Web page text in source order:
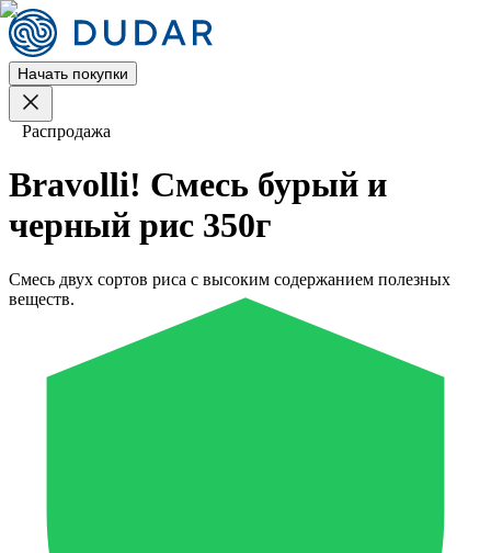
Начать покупки
Распродажа
Bravolli! Смесь бурый и
черный рис 350г
Смесь двух сортов риса с высоким содержанием полезных
веществ.